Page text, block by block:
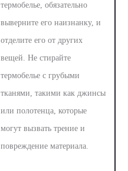
термобелье, обязательно
выверните его наизнанку, и
отделите его от других
вещей. Не стирайте
термобелье с грубыми
тканями, такими как джинсы
или полотенца, которые
могут вызвать трение и
повреждение материала.